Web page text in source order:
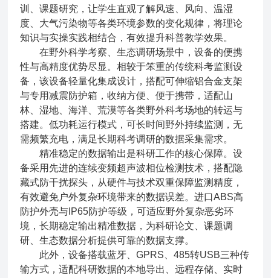
训、课题研究，让学生直观了解风速、风向、温湿
度、大气污染物等各类环境参数的变化规律，将理论
知识与实操实践相结合，有效提升科普教学效果。
在野外科学考察、生态调研场景中，设备的便携
性与高精度优势尽显。相较于笨重的传统科考监测设
备，该设备轻量化集成设计，搭配可伸缩铝合金支架
与专用减震防护箱，收纳方便、便于携带，适配山
林、湿地、海洋、荒漠等各类野外科考场地的转运与
搭建。低功耗运行模式，可长时间野外持续监测，无
需频繁充电，满足长期科考调研的数据采集需求。
精准稳定的数据输出是科研工作的核心保障。设
备采用先进的连续变频超声波相位检测技术，搭配隐
藏式防干扰探头，从硬件与技术双重保障监测精度，
有效避免户外复杂环境带来的数据误差。进口ABS高
防护外壳与IP65防护等级，可适应野外复杂恶劣环
境，长期稳定输出精准数据，为科研论文、课题调
研、生态数据分析提供可靠的数据支撑。
此外，设备搭载蓝牙、GPRS、485转USB三种传
输方式，适配科研数据的本地导出、远程存储、实时